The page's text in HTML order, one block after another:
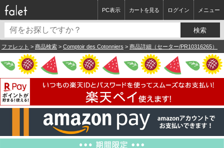
ログイン メニュー
カートを見る
PC表示
ファレット > 商品検索 > Comptoir des Cotonniers > 商品詳細（セーター/PR10316265）